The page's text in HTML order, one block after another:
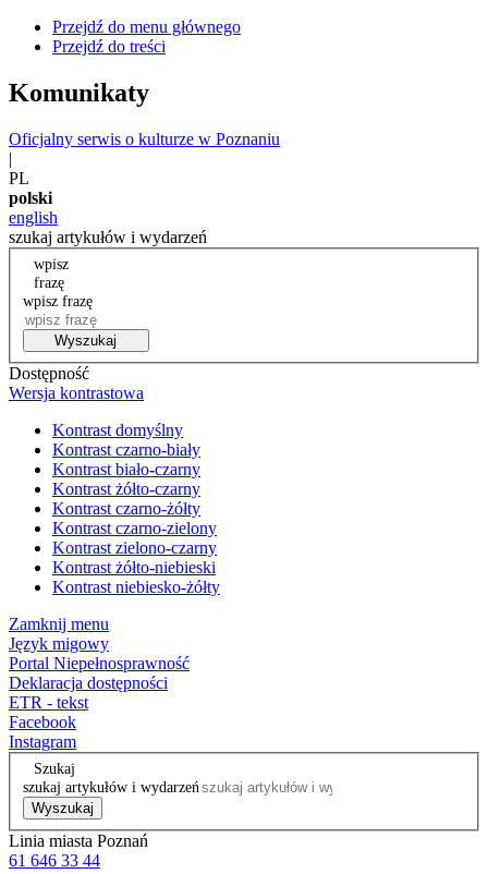
Przejdź do menu głównego
Przejdź do treści
Komunikaty
Oficjalny serwis o kulturze w Poznaniu
|
PL
polski
english
szukaj artykułów i wydarzeń
wpisz
frazę
wpisz frazę
Wyszukaj
Dostępność
Wersja kontrastowa
Kontrast domyślny
Kontrast czarno-biały
Kontrast biało-czarny
Kontrast żółto-czarny
Kontrast czarno-żółty
Kontrast czarno-zielony
Kontrast zielono-czarny
Kontrast żółto-niebieski
Kontrast niebiesko-żółty
Zamknij menu
Język migowy
Portal Niepełnosprawność
Deklaracja dostępności
ETR - tekst
Facebook
Instagram
Szukaj
szukaj artykułów i wydarzeń
Wyszukaj
Linia miasta Poznań
61 646 33 44